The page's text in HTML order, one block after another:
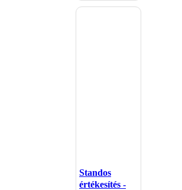
Standos
értékesítés -